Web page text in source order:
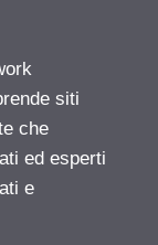
siti
che
ed esperti
e